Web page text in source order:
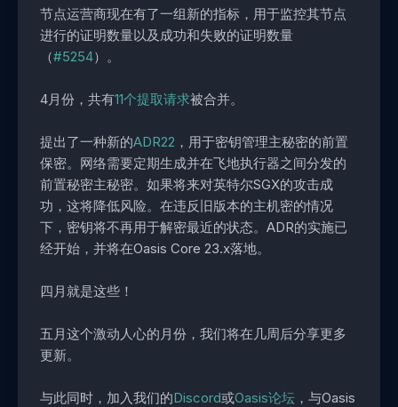
节点运营商现在有了一组新的指标，用于监控其节点
进行的证明数量以及成功和失败的证明数量
（#5254）。
4月份，共有11个提取请求被合并。
提出了一种新的ADR22 ，用于密钥管理主秘密的前置
保密。网络需要定期生成并在飞地执行器之间分发的
前置秘密主秘密。如果将来对英特尔SGX的攻击成
功，这将降低风险。在违反旧版本的主机密的情况
下，密钥将不再用于解密最近的状态。ADR的实施已
经开始，并将在Oasis Core 23.x落地。
四月就是这些！
五月这个激动人心的月份，我们将在几周后分享更多
更新。
与此同时，加入我们的Discord或Oasis论坛 ，与Oasis